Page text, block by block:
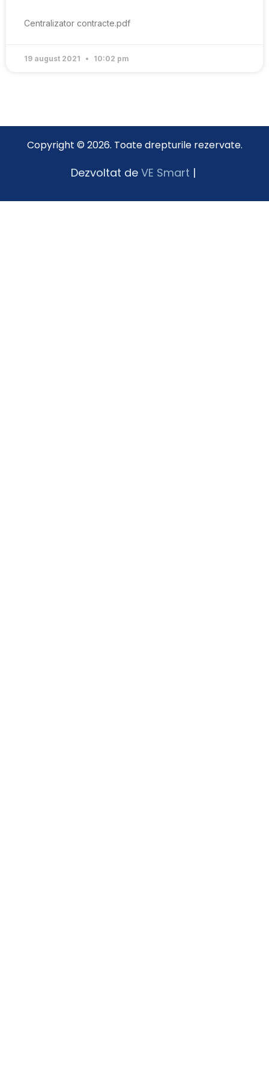
Centralizator contracte.pdf
19 august 2021 10:02 pm
Copyright © 2026. Toate drepturile rezervate.
Dezvoltat de VE Smart |